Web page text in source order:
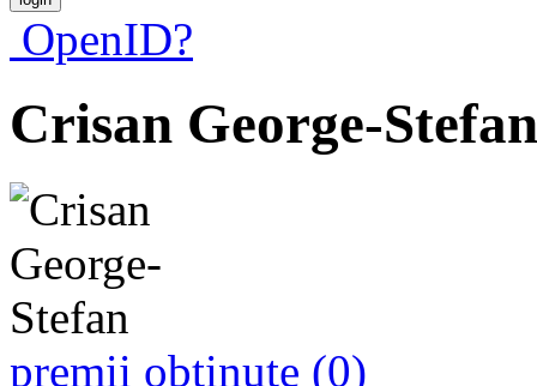
OpenID?
Crisan George-Stefan
premii obţinute (0)